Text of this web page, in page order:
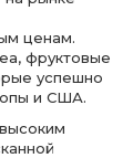
ценам.
фруктовые
успешно
и США.